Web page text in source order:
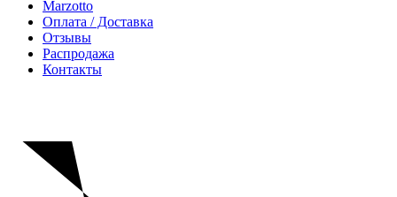
Marzotto
Оплата / Доставка
Отзывы
Распродажа
Контакты